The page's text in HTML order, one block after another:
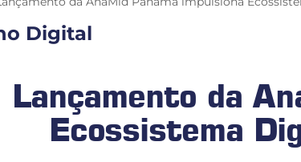
Digital
Lançamento da
Ecossistema